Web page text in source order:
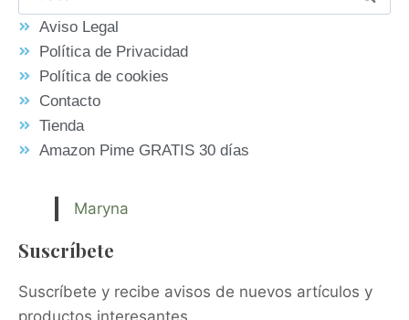
Aviso Legal
Política de Privacidad
Política de cookies
Contacto
Tienda
Amazon Pime GRATIS 30 días
Maryna
Suscríbete
Suscríbete y recibe avisos de nuevos artículos y
productos interesantes.